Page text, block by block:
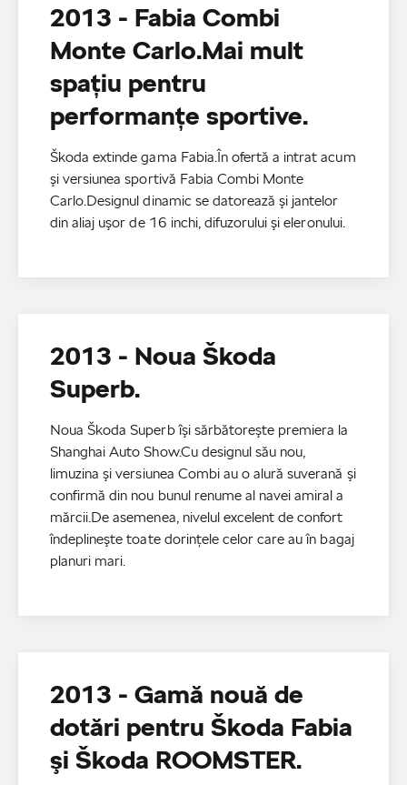
2013 - Fabia Combi
Monte Carlo.Mai mult
spaţiu pentru
performanţe sportive.
Škoda extinde gama Fabia.În ofertă a intrat acum
şi versiunea sportivă Fabia Combi Monte
Carlo.Designul dinamic se datorează şi jantelor
din aliaj uşor de 16 inchi, difuzorului şi eleronului.
2013 - Noua Škoda
Superb.
Noua Škoda Superb îşi sărbătoreşte premiera la
Shanghai Auto Show.Cu designul său nou,
limuzina şi versiunea Combi au o alură suverană şi
confirmă din nou bunul renume al navei amiral a
mărcii.De asemenea, nivelul excelent de confort
îndeplineşte toate dorinţele celor care au în bagaj
planuri mari.
2013 - Gamă nouă de
dotări pentru Škoda Fabia
şi Škoda ROOMSTER.